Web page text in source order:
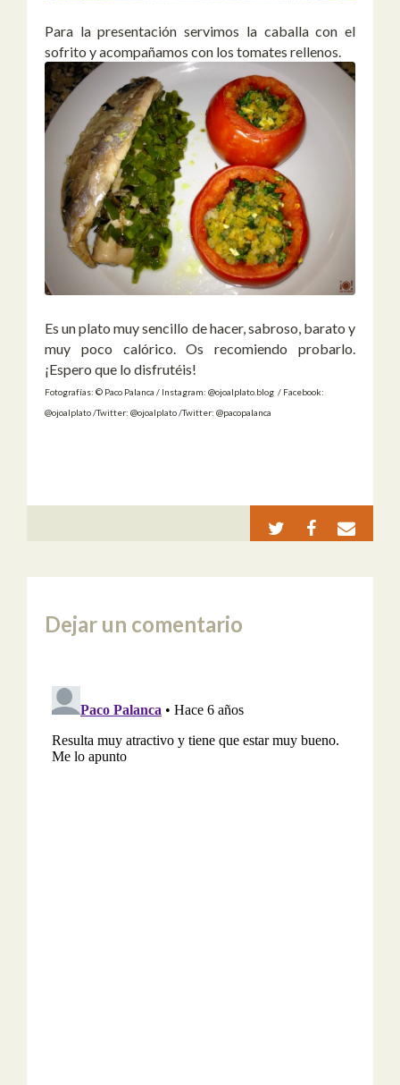
Para la presentación servimos la caballa con el
sofrito y acompañamos con los tomates rellenos.
Es un plato muy sencillo de hacer, sabroso, barato y
muy poco calórico. Os recomiendo probarlo.
¡Espero que lo disfrutéis!
Fotografías: © Paco Palanca / Instagram: @ojoalplato.blog / Facebook:
@ojoalplato /Twitter: @ojoalplato /Twitter: @pacopalanca
Dejar un comentario